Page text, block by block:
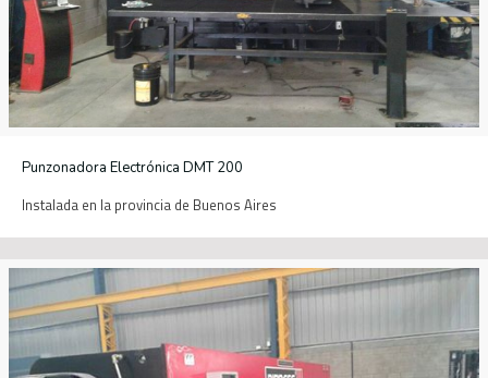
Punzonadora Electrónica DMT 200
Instalada en la provincia de Buenos Aires